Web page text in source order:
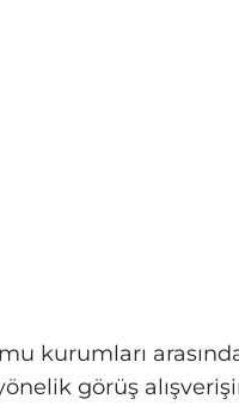
kurumları
görüş